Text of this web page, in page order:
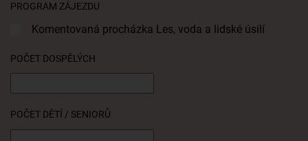
PROGRAM ZÁJEZDU
Komentovaná procházka Les, voda a lidské úsilí
POČET DOSPĚLÝCH
POČET DĚTÍ / SENIORŮ